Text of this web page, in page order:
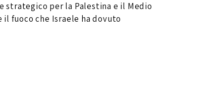
strategico per la Palestina e il Medio
il fuoco che Israele ha dovuto